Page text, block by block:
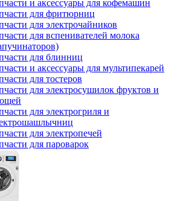
и аксессуары для кофемашин
для фритюрниц
для электрочайников
для вспенивателей молока
для блинниц
и аксессуары для мультипекарей
для тостеров
для электросушилок фруктов и
для электрогриля и
для электропечей
для пароварок